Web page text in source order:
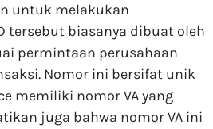
untuk melakukan
tersebut biasanya dibuat oleh
permintaan perusahaan
Nomor ini bersifat unik
memiliki nomor VA yang
juga bahwa nomor VA ini